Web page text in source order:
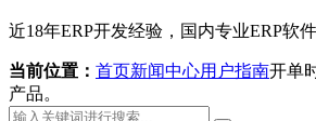
近18年ERP开发经验，国内专业ERP软
当前位置： 首页新闻中心用户指南开单
产品。